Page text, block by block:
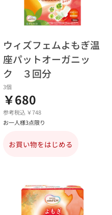
ウィズフェムよもぎ温
座パットオーガニッ
ク ３回分
3個
￥680
参考税込 ￥748
お一人様3点限り
お買い物をはじめる